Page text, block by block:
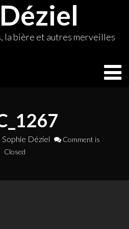
la bière et autres merveilles
Sophie Déziel
Comment is
Closed